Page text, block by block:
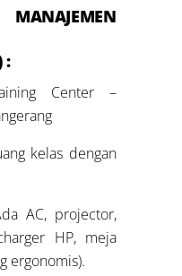
:
Center –
kelas dengan
AC, projector,
HP, meja
ergonomis).